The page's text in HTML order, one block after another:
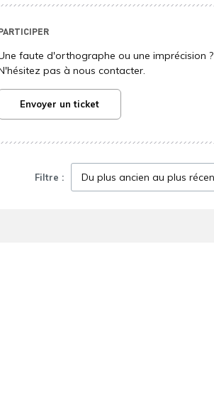
faute d'orthographe ou une imprécision ?
pas à nous contacter.
Envoyer un ticket
Filtre :